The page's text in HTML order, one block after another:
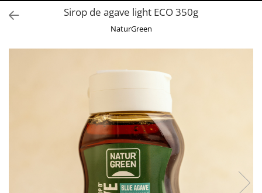
NUCI ȘI SEMINȚE
FRUCTE DESHIDRATATE
FRUCTE LA CONSERVĂ
FĂINĂ FĂRĂ GLUTEN
BĂUTURI / LAPTE VEGETAL
CREME ȘI PASTE TARTINABILE
Sirop de agave light ECO 350g
NaturGreen